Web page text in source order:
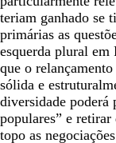
teriam ganhado se
primárias as
esquerda plural em
que o
sólida e
diversidade poderá
populares” e
topo as